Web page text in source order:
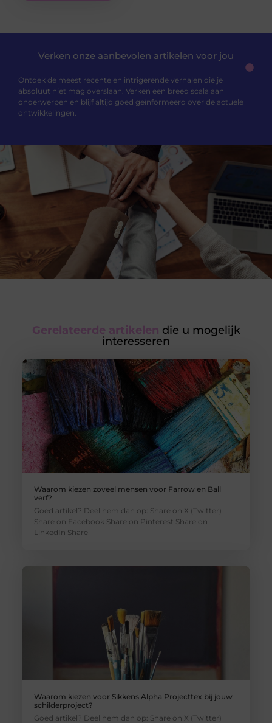
Verken onze aanbevolen artikelen voor jou
Ontdek de meest recente en intrigerende verhalen die je
absoluut niet mag overslaan. Verken een breed scala aan
onderwerpen en blijf altijd goed geïnformeerd over de actuele
ontwikkelingen.
Gerelateerde artikelen die u mogelijk
interesseren
Waarom kiezen zoveel mensen voor Farrow en Ball
verf?
Goed artikel? Deel hem dan op: Share on X (Twitter)
Share on Facebook Share on Pinterest Share on
LinkedIn Share
Waarom kiezen voor Sikkens Alpha Projecttex bij jouw
schilderproject?
Goed artikel? Deel hem dan op: Share on X (Twitter)